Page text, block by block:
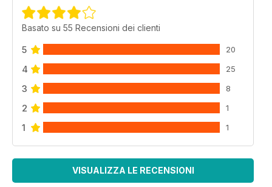
Basato su 55 Recensioni dei clienti
5 20
4 25
3 8
2 1
1 1
VISUALIZZA LE RECENSIONI